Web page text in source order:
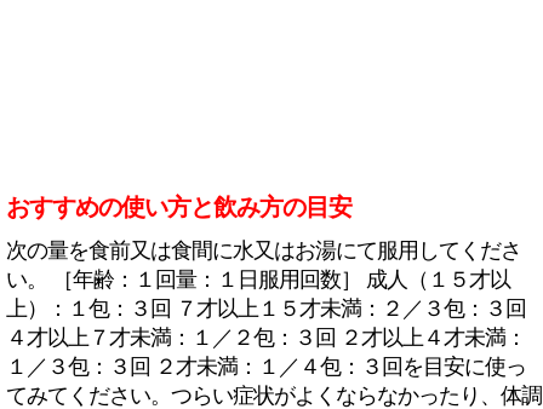
おすすめの使い方と飲み方の目安
次の量を食前又は食間に水又はお湯にて服用してくださ
い。 ［年齢：１回量：１日服用回数］ 成人（１５才以
上）：１包：３回 ７才以上１５才未満：２／３包：３回
４才以上７才未満：１／２包：３回 ２才以上４才未満：
１／３包：３回 ２才未満：１／４包：３回を目安に使っ
てみてください。つらい症状がよくならなかったり、体調